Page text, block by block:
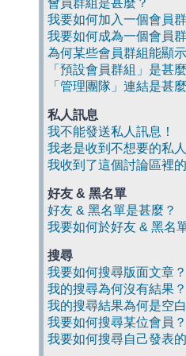
會員群組是甚麼？
我要如何加入一個會員
我要如何成為一個會員
為何某些會員群組能顯
「預設會員群組」是甚
「管理團隊」連結是甚
私人訊息
我不能發送私人訊息！
我老是收到不想要的私人
我收到了這個討論區裡
好友 & 黑名單
好友 & 黑名單是甚麼？
我要如何於好友 & 黑名
搜尋
我要如何搜尋版面文章？
我的搜尋為何沒有結果？
我的搜尋結果為何是空
我要如何搜尋某位會員？
我要如何搜尋自己發表